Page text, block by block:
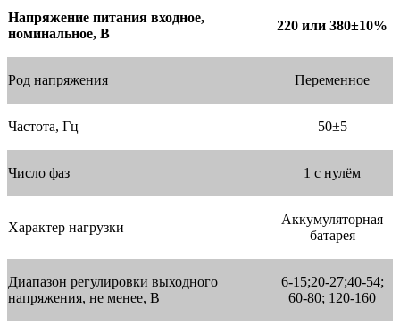
Напряжение питания входное,
номинальное, В
220 или 380±10%
Род напряжения Переменное
Частота, Гц 50±5
Число фаз 1 с нулём
Характер нагрузки
Аккумуляторная
батарея
Диапазон регулировки выходного
напряжения, не менее, В
6-15;20-27;40-54;
60-80; 120-160